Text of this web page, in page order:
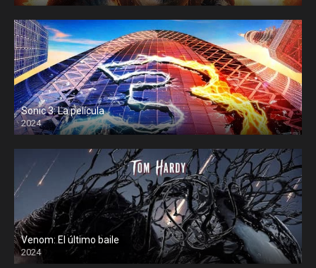
Sonic 3: La película
2024
Venom: El último baile
2024